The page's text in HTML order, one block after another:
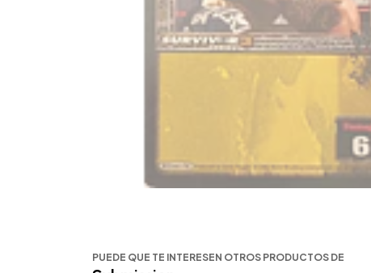
PUEDE QUE TE INTERESEN OTROS PRODUCTOS DE